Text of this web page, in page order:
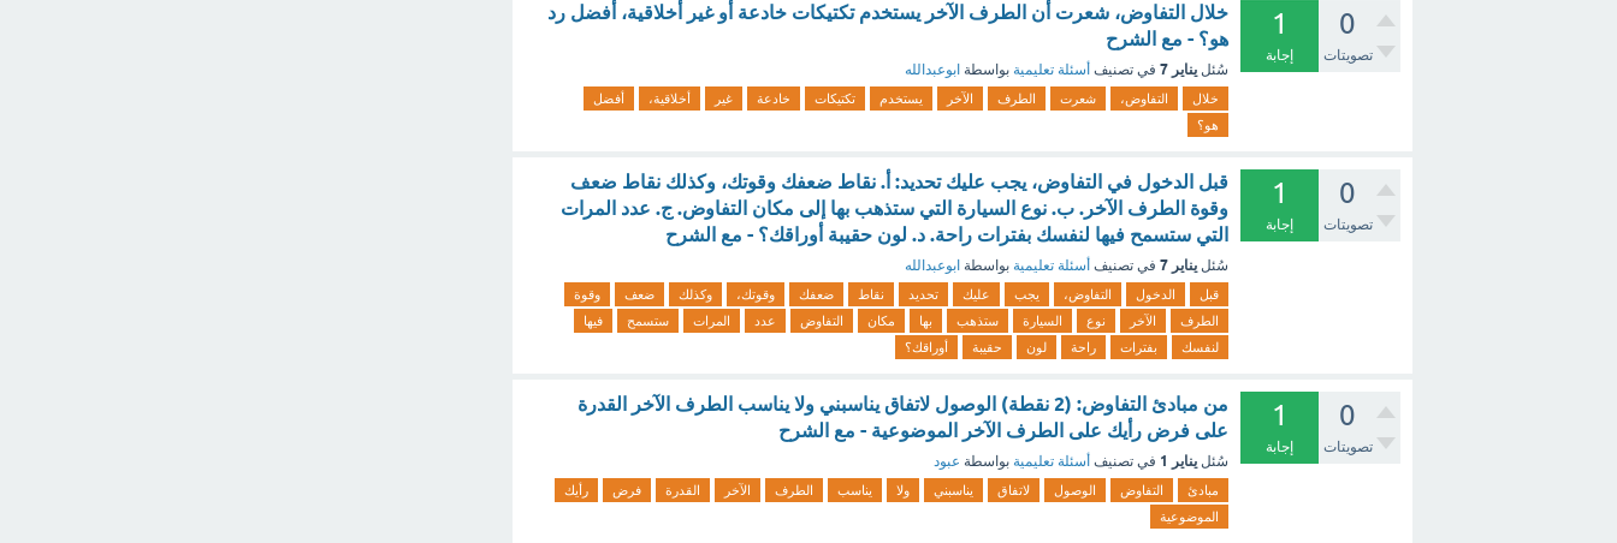
0
تصويتات
1
إجابة
خلال التفاوض، شعرت أن الطرف الآخر يستخدم تكتيكات خادعة أو غير أخلاقية، أفضل رد
هو؟ - مع الشرح
سُئل يناير 7 في تصنيف أسئلة تعليمية بواسطة ابوعبدالله
خلال التفاوض، شعرت الطرف الآخر يستخدم تكتيكات خادعة غير أخلاقية،
أفضل
هو؟
0
تصويتات
1
إجابة
قبل الدخول في التفاوض، يجب عليك تحديد: أ. نقاط ضعفك وقوتك، وكذلك نقاط ضعف
وقوة الطرف الآخر. ب. نوع السيارة التي ستذهب بها إلى مكان التفاوض. ج. عدد المرات
التي ستسمح فيها لنفسك بفترات راحة. د. لون حقيبة أوراقك؟ - مع الشرح
سُئل يناير 7 في تصنيف أسئلة تعليمية بواسطة ابوعبدالله
قبل الدخول التفاوض، يجب عليك تحديد نقاط ضعفك وقوتك، وكذلك ضعف
وقوة
الطرف
الآخر نوع السيارة ستذهب بها مكان التفاوض عدد المرات ستسمح
فيها
لنفسك
بفترات راحة لون حقيبة أوراقك؟
0
تصويتات
1
إجابة
من مبادئ التفاوض: (2 نقطة) الوصول لاتفاق يناسبني ولا يناسب الطرف الآخر القدرة
على فرض رأيك على الطرف الآخر الموضوعية - مع الشرح
سُئل يناير 1 في تصنيف أسئلة تعليمية بواسطة عبود
مبادئ التفاوض الوصول لاتفاق يناسبني ولا يناسب الطرف الآخر القدرة فرض
رأيك
الموضوعية